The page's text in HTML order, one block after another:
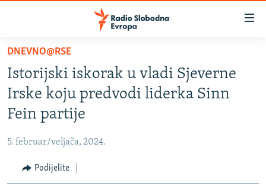
Pređite
glavni
sadržaj
Pređite
na
glavnu
Pređite
na
BOSNA I HERCEGOVINA
SRBIJA
CRNA GORA
VIZUELNO
DNEVNO@RSE
Istorijski iskorak u vladi Sjeverne
Irske koju predvodi liderka Sinn
Fein partije
5. februar/veljača, 2024.
Podijelite